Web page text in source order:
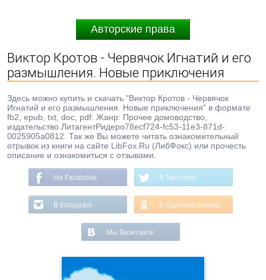
Авторские права
Виктор Кротов - Червячок Игнатий и его
размышления. Новые приключения
Здесь можно купить и скачать "Виктор Кротов - Червячок
Игнатий и его размышления. Новые приключения" в формате
fb2, epub, txt, doc, pdf. Жанр: Прочее домоводство,
издательство ЛитагентРидеро78ecf724-fc53-11e3-871d-
0025905a0812. Так же Вы можете читать ознакомительный
отрывок из книги на сайте LibFox.Ru (ЛибФокс) или прочесть
описание и ознакомиться с отзывами.
На Facebook В Твиттере
В Instagram В Одноклассниках
Мы Вконтакте